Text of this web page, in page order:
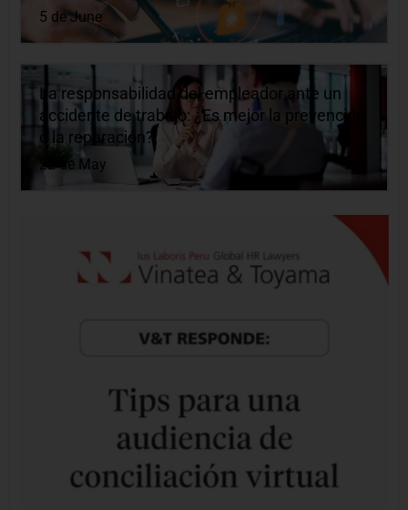
5 de June
La responsabilidad del empleador ante un
accidente de trabajo: ¿Es mejor la prevención
o la reparación?
22 de May